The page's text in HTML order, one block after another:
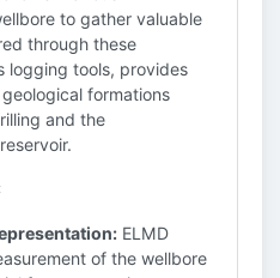
to gather valuable
through these
logging tools, provides
formations
and the
ELMD
of the wellbore